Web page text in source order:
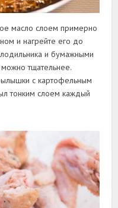
масло слоем примерно
и нагрейте его до
и бумажными
тщательнее.
с картофельным
тонким слоем каждый